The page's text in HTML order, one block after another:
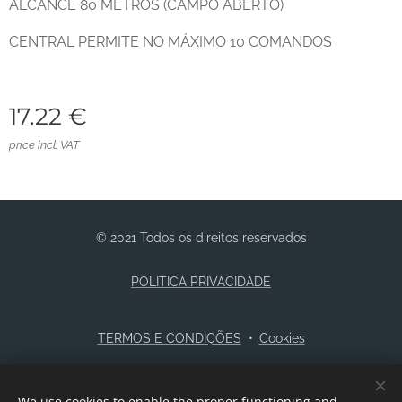
ALCANCE 80 METROS (CAMPO ABERTO)
CENTRAL PERMITE NO MÁXIMO 10 COMANDOS
17.22 €
price incl. VAT
© 2021 Todos os direitos reservados
POLITICA PRIVACIDADE
TERMOS E CONDIÇÕES Cookies